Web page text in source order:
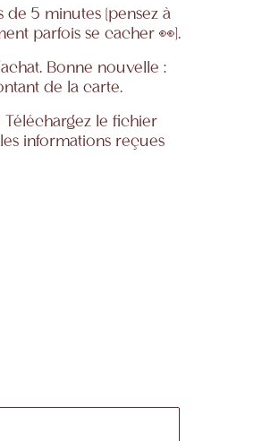
5 minutes (pensez à
parfois se cacher 👀).
Bonne nouvelle :
de la carte.
le fichier
informations reçues